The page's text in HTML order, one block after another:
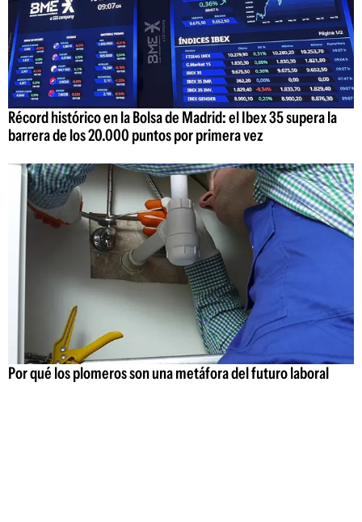
Récord histórico en la Bolsa de Madrid: el Ibex 35 supera la
barrera de los 20.000 puntos por primera vez
Por qué los plomeros son una metáfora del futuro laboral